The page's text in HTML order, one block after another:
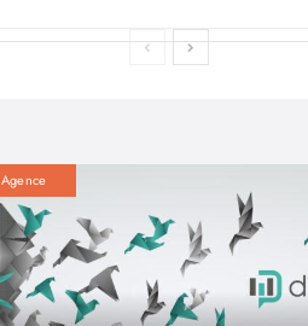
Agence